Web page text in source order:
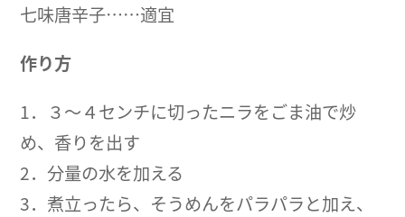
七味唐辛子……適宜
作り方
1．３〜４センチに切ったニラをごま油で炒
め、香りを出す
2．分量の水を加える
3．煮立ったら、そうめんをパラパラと加え、